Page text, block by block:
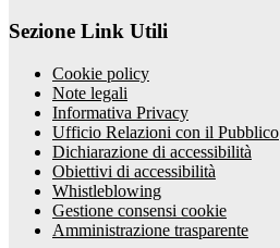
Sezione Link Utili
Cookie policy
Note legali
Informativa Privacy
Ufficio Relazioni con il Pubblico
Dichiarazione di accessibilità
Obiettivi di accessibilità
Whistleblowing
Gestione consensi cookie
Amministrazione trasparente